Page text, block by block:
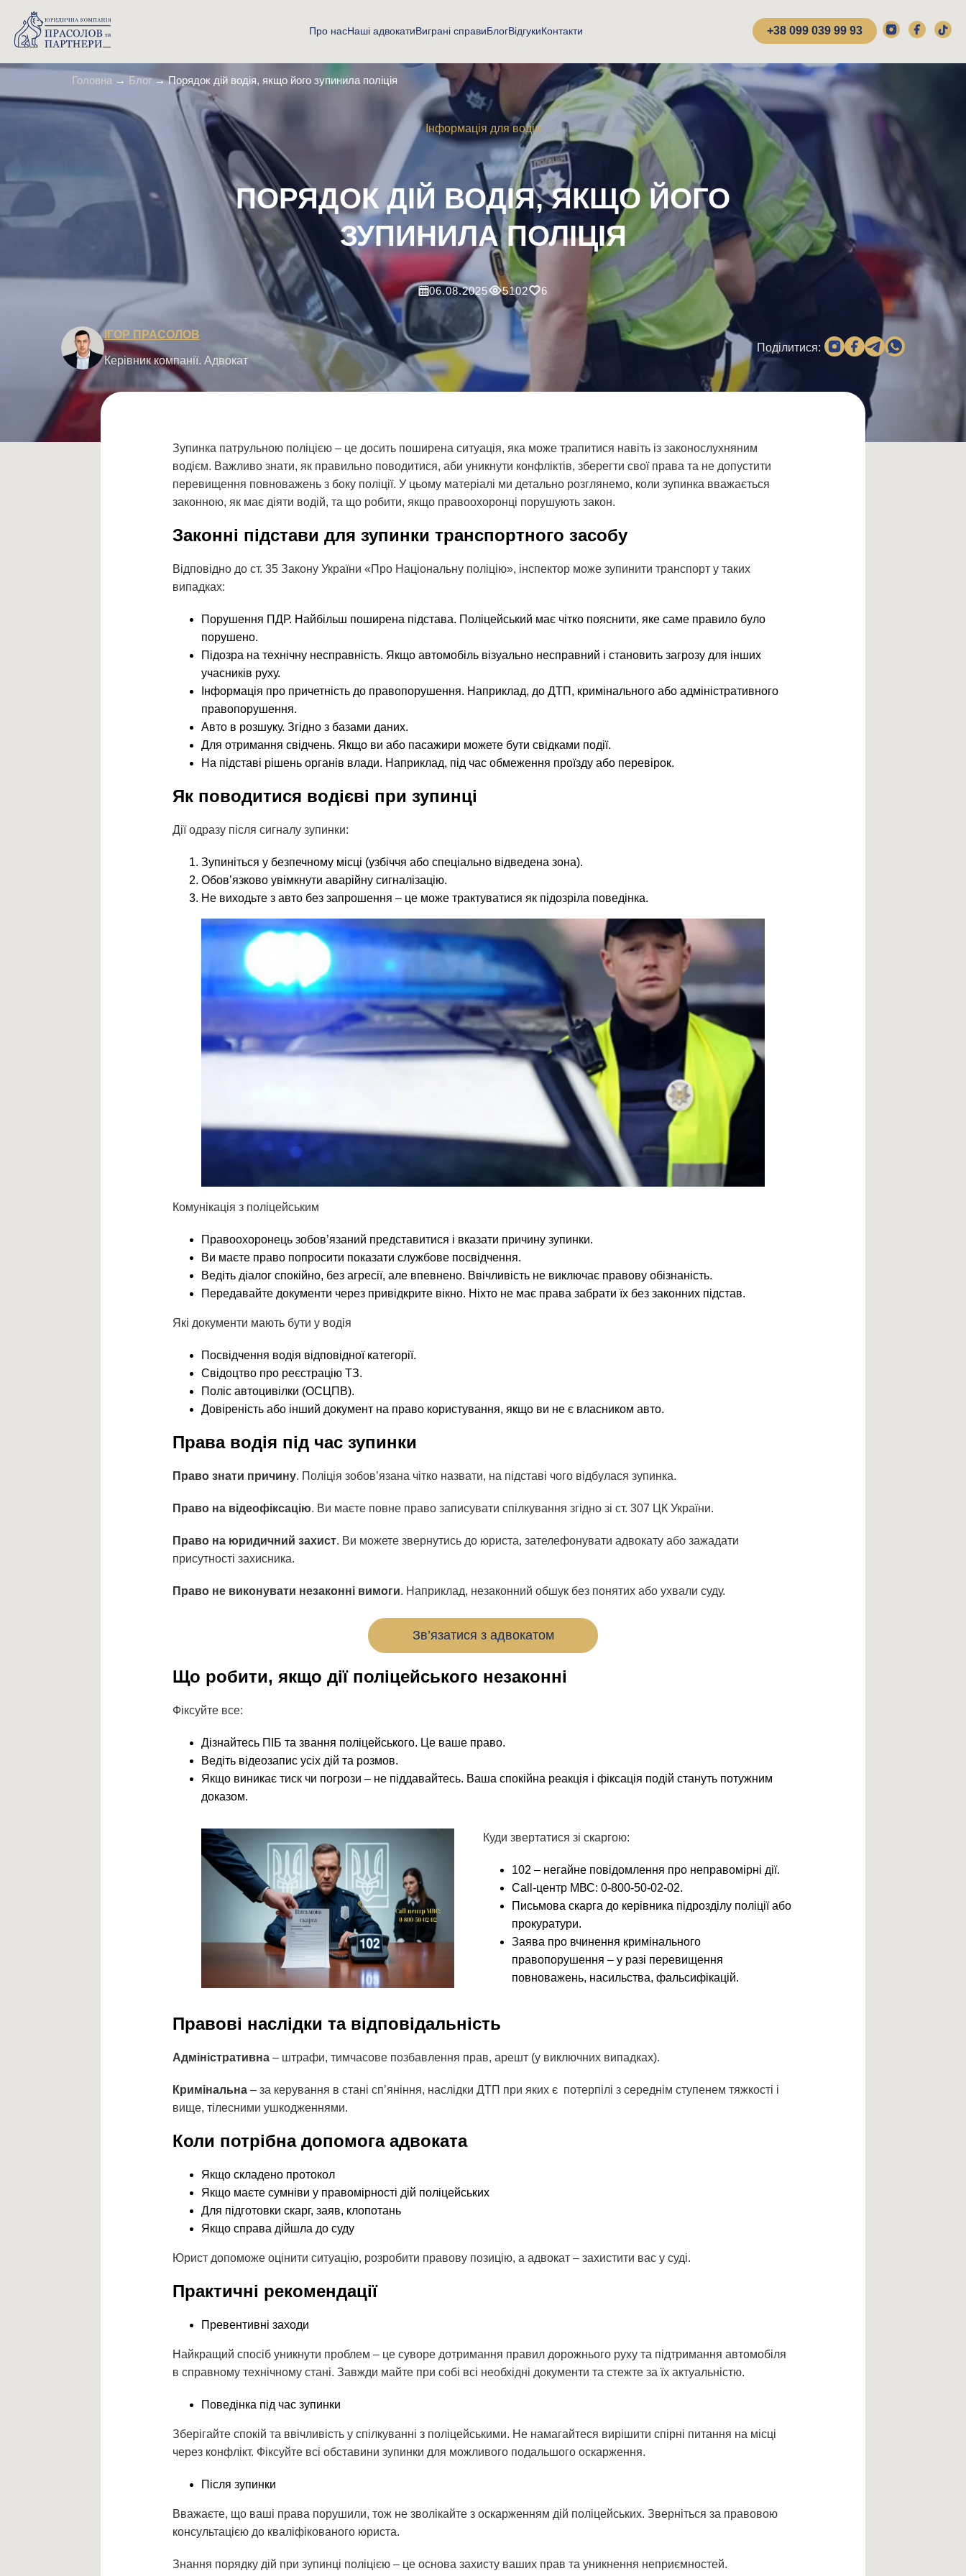
Про насНаші адвокатиВиграні справиБлогВідгукиКонтакти +38 099 039 99 93
Головна → Блог→Порядок дій водія, якщо його зупинила поліція
Інформація для водія
ПОРЯДОК ДІЙ ВОДІЯ, ЯКЩО ЙОГО
ЗУПИНИЛА ПОЛІЦІЯ
06.08.2025 5102 6
ІГОР ПРАСОЛОВ
Керівник компанії. Адвокат
Поділитися:
Зупинка патрульною поліцією – це досить поширена ситуація, яка може трапитися навіть із законослухняним
водієм. Важливо знати, як правильно поводитися, аби уникнути конфліктів, зберегти свої права та не допустити
перевищення повноважень з боку поліції. У цьому матеріалі ми детально розглянемо, коли зупинка вважається
законною, як має діяти водій, та що робити, якщо правоохоронці порушують закон.
Законні підстави для зупинки транспортного засобу
Відповідно до ст. 35 Закону України «Про Національну поліцію», інспектор може зупинити транспорт у таких
випадках:
Порушення ПДР. Найбільш поширена підстава. Поліцейський має чітко пояснити, яке саме правило було
порушено.
Підозра на технічну несправність. Якщо автомобіль візуально несправний і становить загрозу для інших
учасників руху.
Інформація про причетність до правопорушення. Наприклад, до ДТП, кримінального або адміністративного
правопорушення.
Авто в розшуку. Згідно з базами даних.
Для отримання свідчень. Якщо ви або пасажири можете бути свідками події.
На підставі рішень органів влади. Наприклад, під час обмеження проїзду або перевірок.
Як поводитися водієві при зупинці
Дії одразу після сигналу зупинки:
Зупиніться у безпечному місці (узбіччя або спеціально відведена зона).
Обов’язково увімкнути аварійну сигналізацію.
Не виходьте з авто без запрошення – це може трактуватися як підозріла поведінка.
Комунікація з поліцейським
Правоохоронець зобов’язаний представитися і вказати причину зупинки.
Ви маєте право попросити показати службове посвідчення.
Ведіть діалог спокійно, без агресії, але впевнено. Ввічливість не виключає правову обізнаність.
Передавайте документи через привідкрите вікно. Ніхто не має права забрати їх без законних підстав.
Які документи мають бути у водія
Посвідчення водія відповідної категорії.
Свідоцтво про реєстрацію ТЗ.
Поліс автоцивілки (ОСЦПВ).
Довіреність або інший документ на право користування, якщо ви не є власником авто.
Права водія під час зупинки
Право знати причину. Поліція зобов’язана чітко назвати, на підставі чого відбулася зупинка.
Право на відеофіксацію. Ви маєте повне право записувати спілкування згідно зі ст. 307 ЦК України.
Право на юридичний захист. Ви можете звернутись до юриста, зателефонувати адвокату або зажадати
присутності захисника.
Право не виконувати незаконні вимоги. Наприклад, незаконний обшук без понятих або ухвали суду.
Зв’язатися з адвокатом
Що робити, якщо дії поліцейського незаконні
Фіксуйте все:
Дізнайтесь ПІБ та звання поліцейського. Це ваше право.
Ведіть відеозапис усіх дій та розмов.
Якщо виникає тиск чи погрози – не піддавайтесь. Ваша спокійна реакція і фіксація подій стануть потужним
доказом.
Куди звертатися зі скаргою:
102 – негайне повідомлення про неправомірні дії.
Call-центр МВС: 0-800-50-02-02.
Письмова скарга до керівника підрозділу поліції або
прокуратури.
Заява про вчинення кримінального
правопорушення – у разі перевищення
повноважень, насильства, фальсифікацій.
Правові наслідки та відповідальність
Адміністративна – штрафи, тимчасове позбавлення прав, арешт (у виключних випадках).
Кримінальна – за керування в стані сп’яніння, наслідки ДТП при яких є потерпілі з середнім ступенем тяжкості і
вище, тілесними ушкодженнями.
Коли потрібна допомога адвоката
Якщо складено протокол
Якщо маєте сумніви у правомірності дій поліцейських
Для підготовки скарг, заяв, клопотань
Якщо справа дійшла до суду
Юрист допоможе оцінити ситуацію, розробити правову позицію, а адвокат – захистити вас у суді.
Практичні рекомендації
Превентивні заходи
Найкращий спосіб уникнути проблем – це суворе дотримання правил дорожнього руху та підтримання автомобіля
в справному технічному стані. Завжди майте при собі всі необхідні документи та стежте за їх актуальністю.
Поведінка під час зупинки
Зберігайте спокій та ввічливість у спілкуванні з поліцейськими. Не намагайтеся вирішити спірні питання на місці
через конфлікт. Фіксуйте всі обставини зупинки для можливого подальшого оскарження.
Після зупинки
Вважаєте, що ваші права порушили, тож не зволікайте з оскарженням дій поліцейських. Зверніться за правовою
консультацією до кваліфікованого юриста.
Знання порядку дій при зупинці поліцією – це основа захисту ваших прав та уникнення неприємностей.